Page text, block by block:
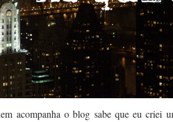
acompanha o blog sabe que eu criei